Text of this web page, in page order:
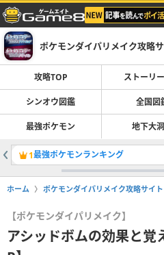
ポケモンダイパリメイク攻略
攻略TOP ストーリ
シンオウ図鑑 全国図
最強ポケモン 地下大
1最強ポケモンランキング
ホーム ポケモンダイパリメイク攻略サイ
【ポケモンダイパリメイク】
アシッドボムの効果と覚